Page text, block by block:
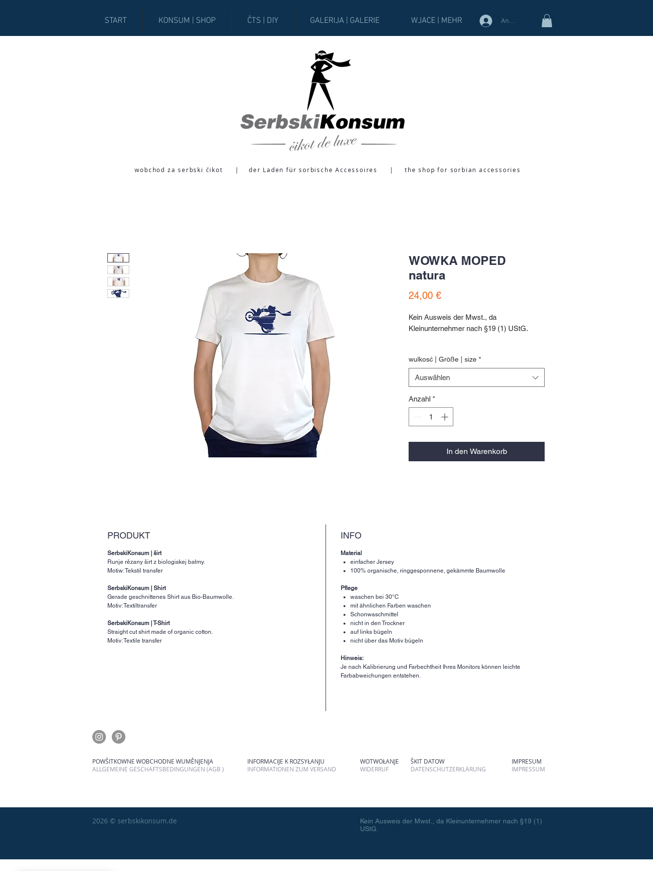
START KONSUM | SHOP ČTS | DIY GALERIJA | GALERIE WJACE | MEHR Anmelden
wobchod za serbski ćikot | der Laden für sorbische Accessoires | the shop for sorbian accessories
WOWKA MOPED
natura
24,00 €Preis
Kein Ausweis der Mwst., da
Kleinunternehmer nach §19 (1) UStG.
natura | natur | vintage
wulkosć | Größe | size *
Auswählen
Anzahl *
In den Warenkorb
PRODUKT
SerbskiKonsum | širt
Runje rězany širt z biologiskej bałmy.
Motiw: Tekstil transfer
SerbskiKonsum | Shirt
Gerade geschnittenes Shirt aus Bio-Baumwolle.
Motiv: Textiltransfer
SerbskiKonsum | T-Shirt
Straight cut shirt made of organic cotton.
Motiv: Textile transfer
INFO
Material
einfacher Jersey
100% organische, ringgesponnene, gekämmte Baumwolle
Pflege
waschen bei 30°C
mit ähnlichen Farben waschen
Schonwaschmittel
nicht in den Trockner
auf links bügeln
nicht über das Motiv bügeln
Hinweis:
Je nach Kalibrierung und Farbechtheit Ihres Monitors können leichte
Farbabweichungen entstehen.
POWŠITKOWNE WOBCHODNE WUMĚNJENJA
ALLGEMEINE GESCHÄFTSBEDINGUNGEN (AGB )
INFORMACIJE K ROZSYŁANJU
INFORMATIONEN ZUM VERSAND
WOTWOŁANJE
WIDERRUF
ŠKIT DATOW
DATENSCHUTZERKLÄRUNG
IMPRESUM
IMPRESSUM
Kein Ausweis der Mwst., da Kleinunternehmer nach §19 (1)
UStG.
2026 © serbskikonsum.de